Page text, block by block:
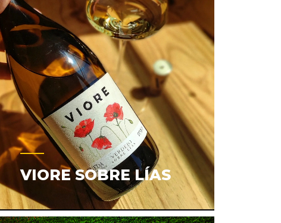
VIORE SOBRE LÍAS